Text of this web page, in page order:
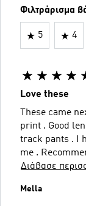
Φιλτράρισμα
5 4
Love these
These came next day ! Good fit snd
print . Good length , shorter than my other Firebird
track pants . I
me .
Διάβασε
Mella